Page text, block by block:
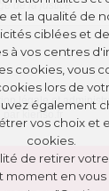
de la justice
légale et
kienso.fr
et la qualité de
ciblées et
à vos centres
cookies, vous
lors de
également
vos choix et
cookies.
de retirer
moment en